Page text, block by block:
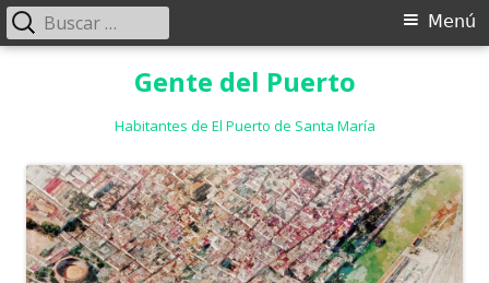
Gente del Puerto
Habitantes de El Puerto de Santa María
Menú
Menú
Buscar: